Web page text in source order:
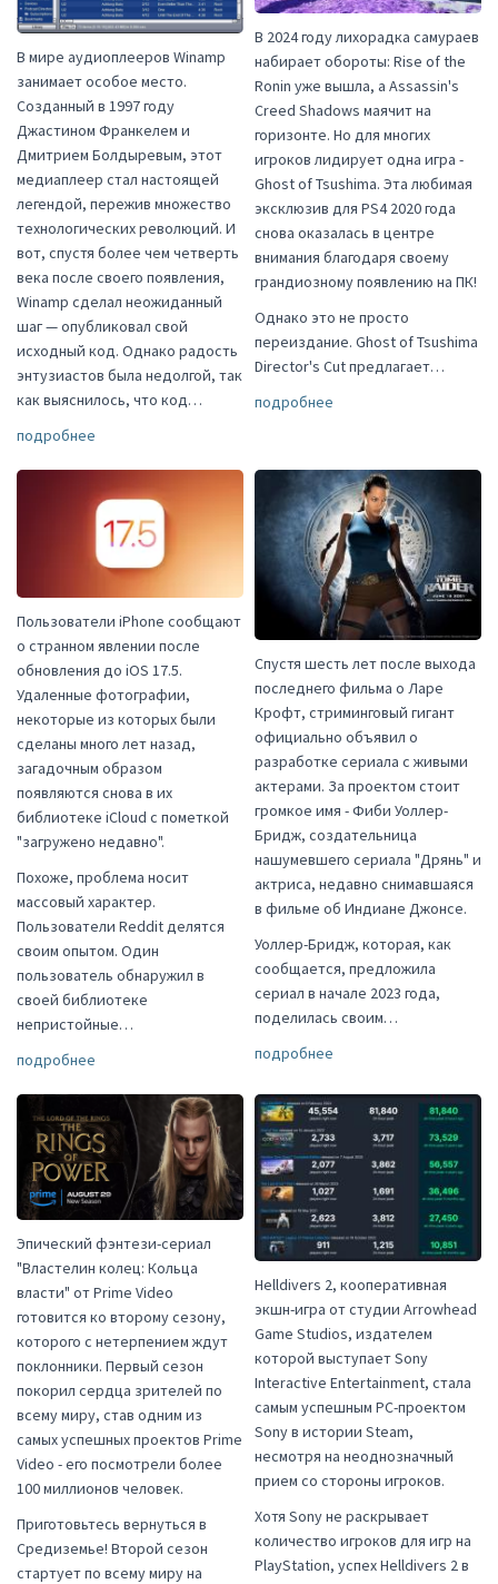
В мире аудиоплееров Winamp
занимает особое место.
Созданный в 1997 году
Джастином Франкелем и
Дмитрием Болдыревым, этот
медиаплеер стал настоящей
легендой, пережив множество
технологических революций. И
вот, спустя более чем четверть
века после своего появления,
Winamp сделал неожиданный
шаг — опубликовал свой
исходный код. Однако радость
энтузиастов была недолгой, так
как выяснилось, что код…
подробнее
В 2024 году лихорадка самураев
набирает обороты: Rise of the
Ronin уже вышла, а Assassin's
Creed Shadows маячит на
горизонте. Но для многих
игроков лидирует одна игра -
Ghost of Tsushima. Эта любимая
эксклюзив для PS4 2020 года
снова оказалась в центре
внимания благодаря своему
грандиозному появлению на ПК!
Однако это не просто
переиздание. Ghost of Tsushima
Director's Cut предлагает…
подробнее
Пользователи iPhone сообщают
о странном явлении после
обновления до iOS 17.5.
Удаленные фотографии,
некоторые из которых были
сделаны много лет назад,
загадочным образом
появляются снова в их
библиотеке iCloud с пометкой
"загружено недавно".
Похоже, проблема носит
массовый характер.
Пользователи Reddit делятся
своим опытом. Один
пользователь обнаружил в
своей библиотеке
непристойные…
подробнее
Спустя шесть лет после выхода
последнего фильма о Ларе
Крофт, стриминговый гигант
официально объявил о
разработке сериала с живыми
актерами. За проектом стоит
громкое имя - Фиби Уоллер-
Бридж, создательница
нашумевшего сериала "Дрянь" и
актриса, недавно снимавшаяся
в фильме об Индиане Джонсе.
Уоллер-Бридж, которая, как
сообщается, предложила
сериал в начале 2023 года,
поделилась своим…
подробнее
Эпический фэнтези-сериал
"Властелин колец: Кольца
власти" от Prime Video
готовится ко второму сезону,
которого с нетерпением ждут
поклонники. Первый сезон
покорил сердца зрителей по
всему миру, став одним из
самых успешных проектов Prime
Video - его посмотрели более
100 миллионов человек.
Приготовьтесь вернуться в
Средиземье! Второй сезон
стартует по всему миру на
Helldivers 2, кооперативная
экшн-игра от студии Arrowhead
Game Studios, издателем
которой выступает Sony
Interactive Entertainment, стала
самым успешным PC-проектом
Sony в истории Steam,
несмотря на неоднозначный
прием со стороны игроков.
Хотя Sony не раскрывает
количество игроков для игр на
PlayStation, успех Helldivers 2 в